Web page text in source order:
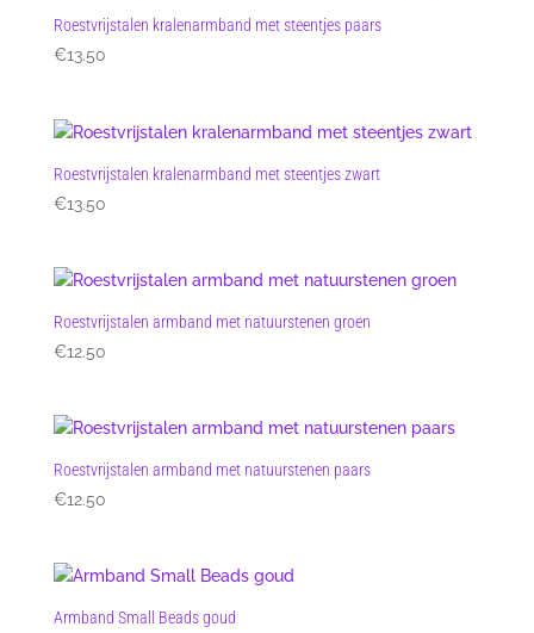
Roestvrijstalen kralenarmband met steentjes paars
€13.50
Roestvrijstalen kralenarmband met steentjes zwart
€13.50
Roestvrijstalen armband met natuurstenen groen
€12.50
Roestvrijstalen armband met natuurstenen paars
€12.50
Armband Small Beads goud